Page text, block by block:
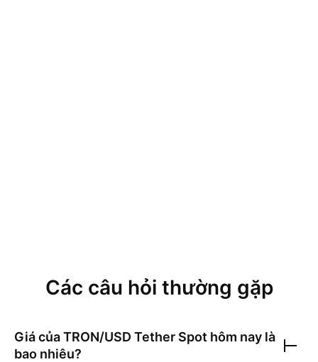
Các câu hỏi thường gặp
Giá củaTRON/USD Tether Spot hôm nay là
bao nhiêu?